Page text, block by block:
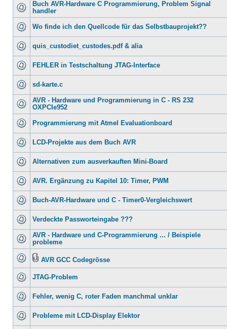
Buch AVR-Hardware C Programmierung, Problem Signal
handler
Wo finde ich den Quellcode für das Selbstbauprojekt??
quis_custodiet_custodes.pdf & alia
FEHLER in Testschaltung JTAG-Interface
sd-karte.c
AVR - Hardware und Programmierung in C - RS 232
OXPCIe952
Programmierung mit Atmel Evaluationboard
LCD-Projekte aus dem Buch AVR
Alternativen zum ausverkauften Mini-Board
AVR. Ergänzung zu Kapitel 10: Timer, PWM
Buch-AVR-Hardware und C - Timer0-Vergleichswert
Verdeckte Passworteingabe ???
AVR - Hardware und C-Programmierung ... / Beispiele
probleme
AVR GCC Codegrösse
JTAG-Problem
Fehler, wenig C, roter Faden manchmal unklar
Probleme mit LCD-Display Elektor